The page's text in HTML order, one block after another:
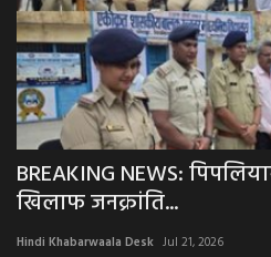
BREAKING NEWS:
खिलाफ जनक्रांति...
Hindi Khabarwaala Desk Jul 21, 2026